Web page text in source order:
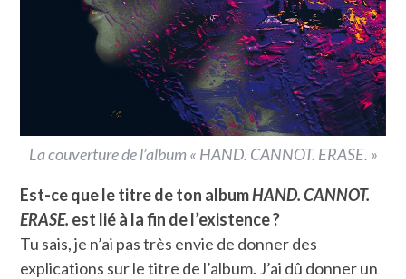
La couverture de l’album « HAND. CANNOT. ERASE. »
Est-ce que le titre de ton albumHAND. CANNOT.
ERASE. est lié à la fin de l’existence ?
Tu sais, je n’ai pas très envie de donner des
explications sur le titre de l’album. J’ai dû donner un